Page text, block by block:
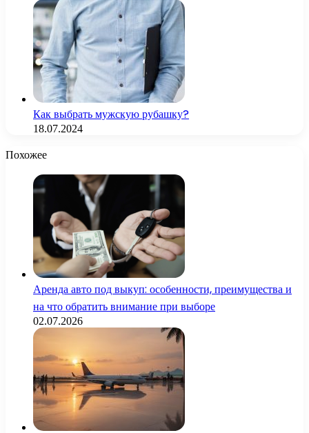
Как выбрать мужскую рубашку?
18.07.2024
Похожее
Аренда авто под выкуп: особенности, преимущества и
на что обратить внимание при выборе
02.07.2026